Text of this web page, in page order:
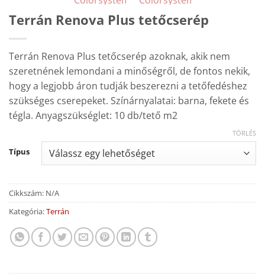
Terrán Renova Plus tetőcserép
Terrán Renova Plus tetőcserép azoknak, akik nem
szeretnének lemondani a minőségről, de fontos nekik,
hogy a legjobb áron tudják beszerezni a tetőfedéshez
szükséges cserepeket. Színárnyalatai: barna, fekete és
tégla. Anyagszükséglet: 10 db/tető m2
Típus
TÖRLÉS
Cikkszám: N/A
Kategória:Terrán